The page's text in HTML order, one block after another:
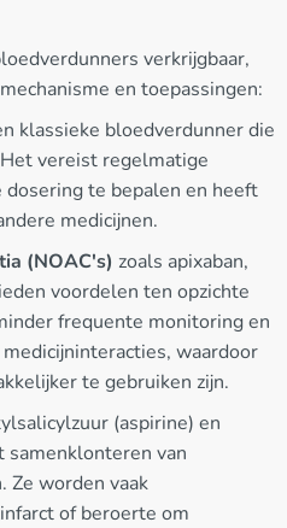
verkrijgbaar,
en toepassingen:
klassieke bloedverdunner die
vereist regelmatige
te bepalen en heeft
medicijnen.
(NOAC's) zoals apixaban,
voordelen ten opzichte
frequente monitoring en
waardoor
te gebruiken zijn.
(aspirine) en
van
Ze worden vaak
of beroerte om